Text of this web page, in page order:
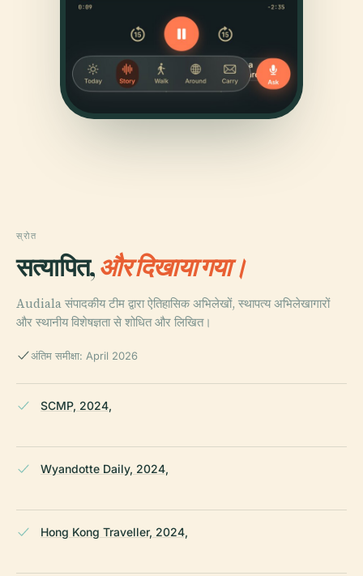
स्रोत
सत्यापित,और दिखाया गया।
Audiala संपादकीय टीम द्वारा ऐतिहासिक अभिलेखों, स्थापत्य अभिलेखागारों
और स्थानीय विशेषज्ञता से शोधित और लिखित।
अंतिम समीक्षा: April 2026
SCMP, 2024,
Wyandotte Daily, 2024,
Hong Kong Traveller, 2024,